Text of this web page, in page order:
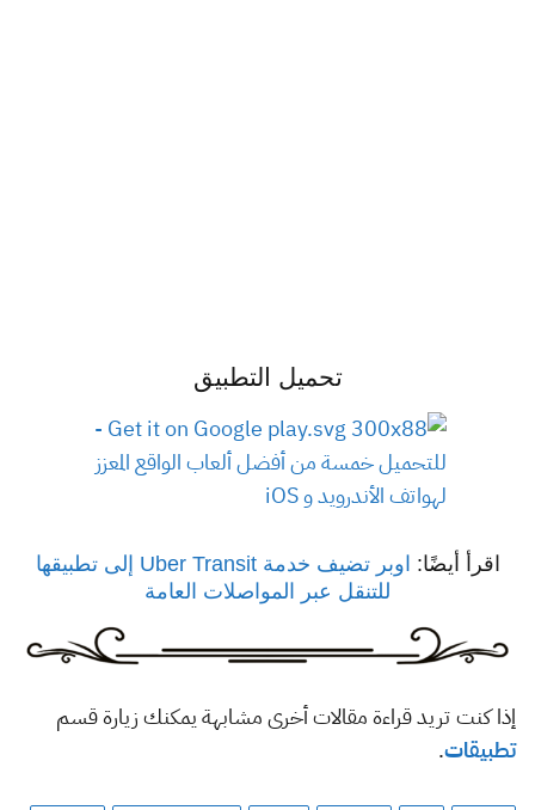
تحميل التطبيق
اقرأ أيضًا:
اوبر تضيف خدمة Uber Transit إلى تطبيقها
للتنقل عبر المواصلات العامة
إذا كنت تريد قراءة مقالات أخرى مشابهة يمكنك زيارة قسم
تطبيقات.